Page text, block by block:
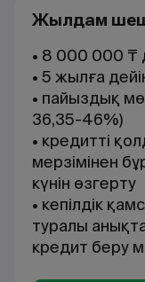
Жылдам
• 8 000 000 ₸
• 5 жылға
• пайыздық
36,35-46%)
• кредитті
мерзімінен
күнін өзгерту
• кепілдік
туралы
кредит беру